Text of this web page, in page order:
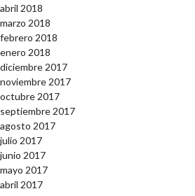
abril 2018
marzo 2018
febrero 2018
enero 2018
diciembre 2017
noviembre 2017
octubre 2017
septiembre 2017
agosto 2017
julio 2017
junio 2017
mayo 2017
abril 2017